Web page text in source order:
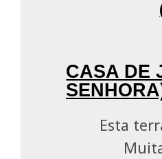
CASA DE
Esta